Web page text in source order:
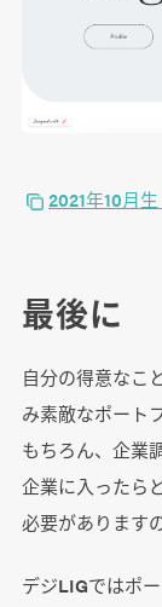
2021年10月
最後に
自分の得意なこ
み素敵なポート
もちろん、企業
企業に入ったら
必要があります
デジLIGではポ